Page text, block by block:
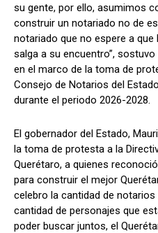
su gente, por ello, asumimos
construir un notariado no de
notariado que no espere a que
salga a su encuentro”,
en el marco de la toma de
Consejo de Notarios del
durante el periodo 2026-2028.
El gobernador del Estado,
la toma de protesta a la
Querétaro, a quienes
para construir el mejor
celebro la cantidad de notarios
cantidad de personajes que
poder buscar juntos, el